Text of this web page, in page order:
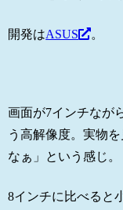
開発はASUS 。
画面が7インチなが
う高解像度。実物
なぁ」という感じ。
8インチに比べると